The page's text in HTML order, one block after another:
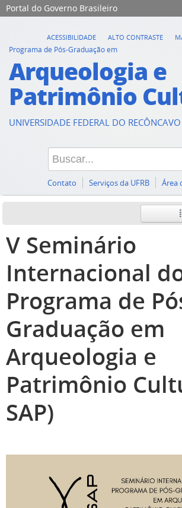
Portal do Governo Brasileiro
ACESSIBILIDADE ALTO CONTRASTE
Programa de Pós-Graduação em
Arqueologia e
Patrimônio
UNIVERSIDADE FEDERAL DO
Contato Serviços da UFRB Área
V Seminário
Internacional
Programa de
Graduação em
Arqueologia e
Patrimônio
SAP)